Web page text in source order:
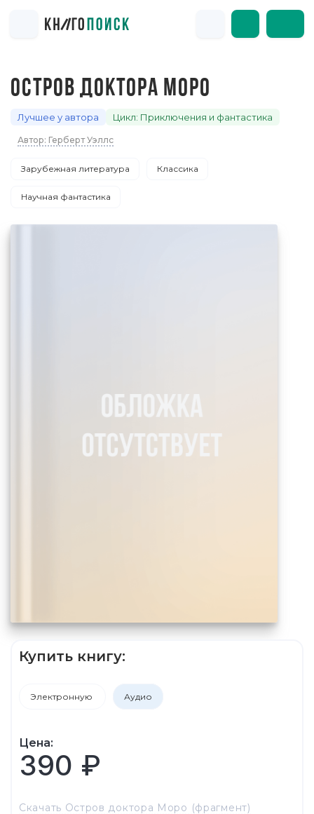
ОСТРОВ ДОКТОРА МОРО
Лучшее у автора Цикл: Приключения и фантастика
Автор: Герберт Уэллс
Зарубежная литература Классика
Научная фантастика
Купить книгу:
Электронную Аудио
Цена:
390 ₽
Скачать Остров доктора Моро (фрагмент)